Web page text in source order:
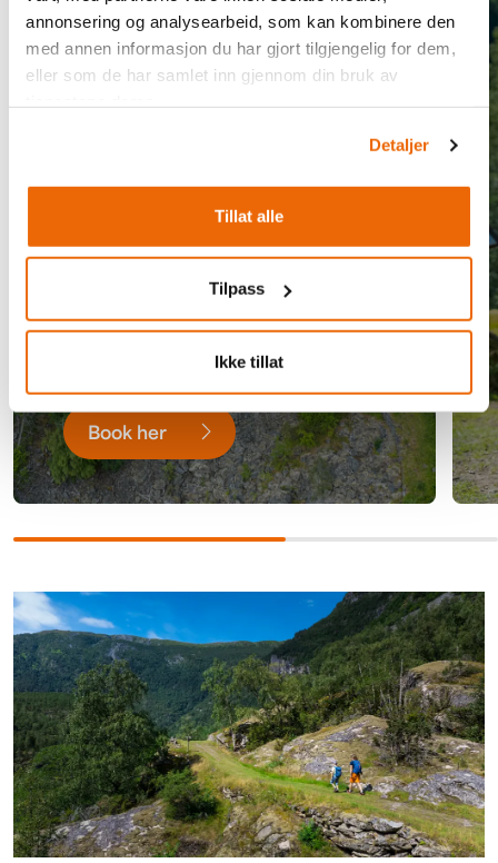
annonsering og analysearbeid, som kan kombinere den
med annen informasjon du har gjort tilgjengelig for dem,
eller som de har samlet inn gjennom din bruk av
Detaljer
Tillat alle
Tilpass
Ikke tillat
De smukkeste strækninger af
Kongevejen
Book her